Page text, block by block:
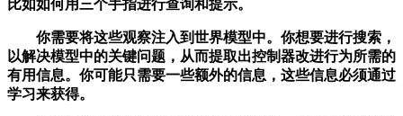
比如如何用三个手指进行查询和提示。
你需要将这些观察注入到世界模型中。你想要进行搜索，
以解决模型中的关键问题，从而提取出控制器改进行为所需的
有用信息。你可能只需要一些额外的信息，这些信息必须通过
学习来获得。